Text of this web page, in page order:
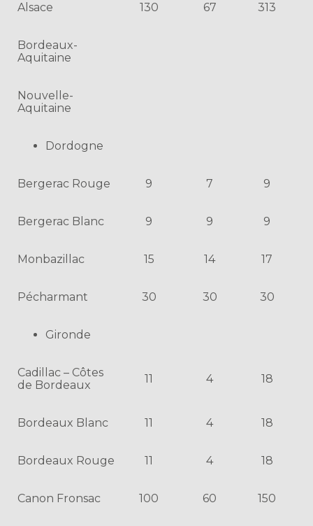
Alsace 130 67 313
Bordeaux-
Aquitaine
Nouvelle-
Aquitaine
Dordogne
Bergerac Rouge 9 7 9
Bergerac Blanc 9 9 9
Monbazillac 15 14 17
Pécharmant 30 30 30
Gironde
Cadillac – Côtes
de Bordeaux
11 4 18
Bordeaux Blanc 11 4 18
Bordeaux Rouge 11 4 18
Canon Fronsac 100 60 150